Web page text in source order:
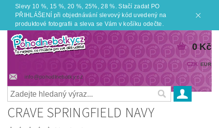
Slevy 10 %, 15 %, 20 %, 25%, 28 %. Stačí zadat PO
PŘIHLÁŠENÍ při objednávání slevový kód uvedený na
produktové fotografii a sleva se Vám v košíku odečte.
info@pohodlnebotky.cz
CZK EUR
0 Kč
CRAVE SPRINGFIELD NAVY